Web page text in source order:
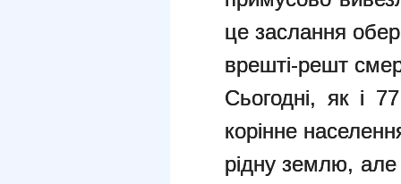
це заслання
врешті-решт
Сьогодні, як і
корінне
рідну землю,